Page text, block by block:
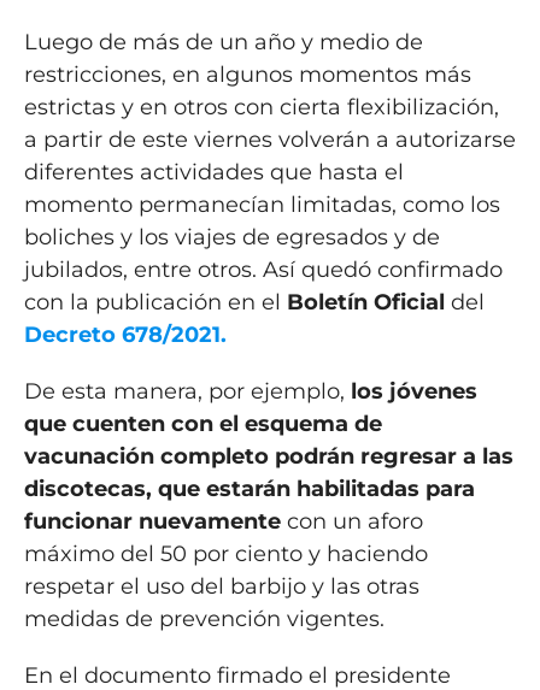
Luego de más de un año y medio de
restricciones, en algunos momentos más
estrictas y en otros con cierta flexibilización,
a partir de este viernes volverán a autorizarse
diferentes actividades que hasta el
momento permanecían limitadas, como los
boliches y los viajes de egresados y de
jubilados, entre otros. Así quedó confirmado
con la publicación en el Boletín Oficial del
Decreto 678/2021.
De esta manera, por ejemplo, los jóvenes
que cuenten con el esquema de
vacunación completo podrán regresar a las
discotecas, que estarán habilitadas para
funcionar nuevamentecon un aforo
máximo del 50 por ciento y haciendo
respetar el uso del barbijo y las otras
medidas de prevención vigentes.
En el documento firmado el presidente